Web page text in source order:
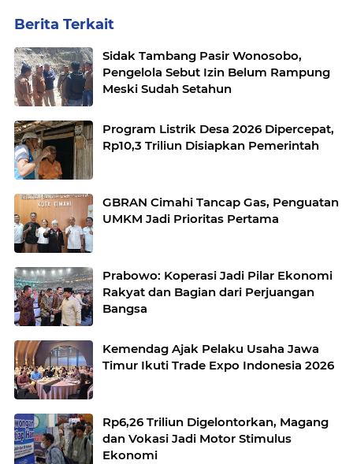
Berita Terkait
Sidak Tambang Pasir Wonosobo,
Pengelola Sebut Izin Belum Rampung
Meski Sudah Setahun
Program Listrik Desa 2026 Dipercepat,
Rp10,3 Triliun Disiapkan Pemerintah
GBRAN Cimahi Tancap Gas, Penguatan
UMKM Jadi Prioritas Pertama
Prabowo: Koperasi Jadi Pilar Ekonomi
Rakyat dan Bagian dari Perjuangan
Bangsa
Kemendag Ajak Pelaku Usaha Jawa
Timur Ikuti Trade Expo Indonesia 2026
Rp6,26 Triliun Digelontorkan, Magang
dan Vokasi Jadi Motor Stimulus
Ekonomi